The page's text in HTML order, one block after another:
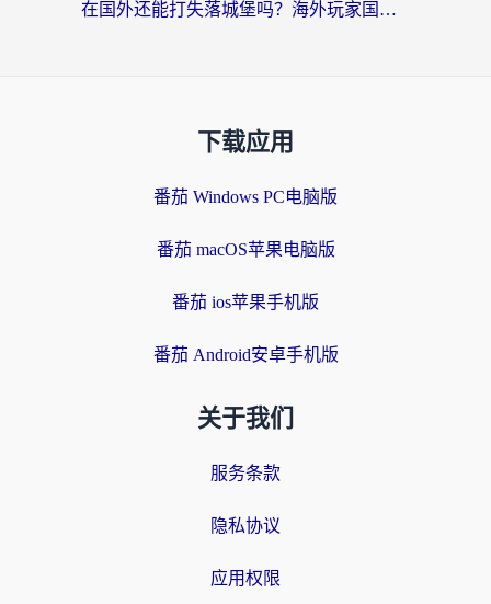
在国外还能打失落城堡吗？海外玩家国服游戏加速终极指南（附北美玩online加速器下载技巧）
下载应用
番茄 Windows PC电脑版
番茄 macOS苹果电脑版
番茄 ios苹果手机版
番茄 Android安卓手机版
关于我们
服务条款
隐私协议
应用权限